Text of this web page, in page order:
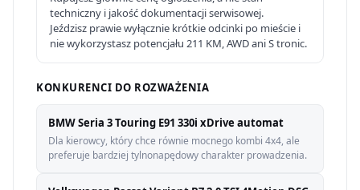
techniczny i jakość dokumentacji serwisowej.
Jeździsz prawie wyłącznie krótkie odcinki po mieście i
nie wykorzystasz potencjału 211 KM, AWD ani S tronic.
KONKURENCI DO ROZWAŻENIA
BMW Seria 3 Touring E91 330i xDrive automat
Dla kierowcy, który chce równie mocnego kombi 4x4, ale
preferuje bardziej tylnonapędowy charakter prowadzenia.